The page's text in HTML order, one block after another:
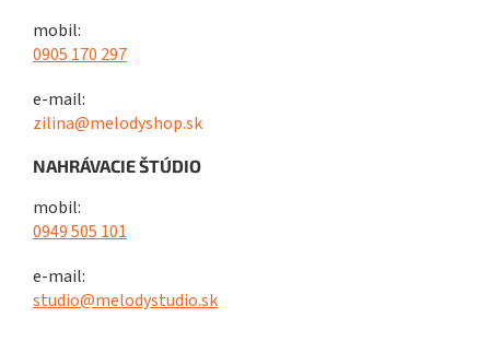
mobil:
0905 170 297
e-mail:
zilina@melodyshop.sk
NAHRÁVACIE ŠTÚDIO
mobil:
0949 505 101
e-mail:
studio@melodystudio.sk